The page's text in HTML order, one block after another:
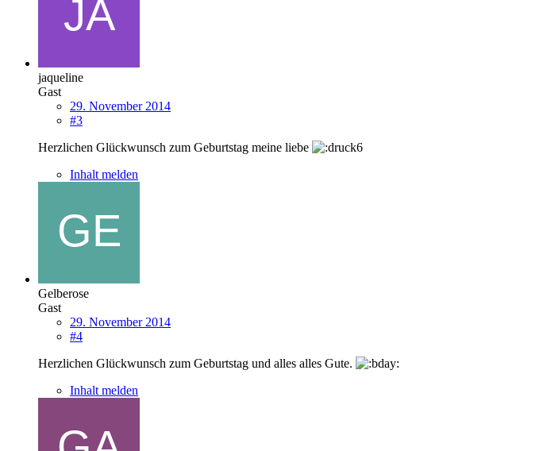
jaqueline
Gast
29. November 2014
#3
Herzlichen Glückwunsch zum Geburtstag meine liebe
Inhalt melden
Gelberose
Gast
29. November 2014
#4
Herzlichen Glückwunsch zum Geburtstag und alles alles Gute.
Inhalt melden